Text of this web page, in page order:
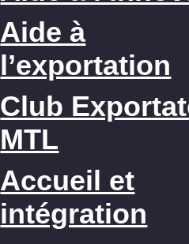
Aide à
l’exportation
Club
MTL
Accueil et
intégration